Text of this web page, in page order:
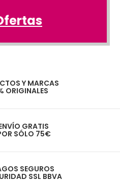
Y MARCAS
ORIGINALES
GRATIS
SÓLO 75€
SEGUROS
SSL BBVA